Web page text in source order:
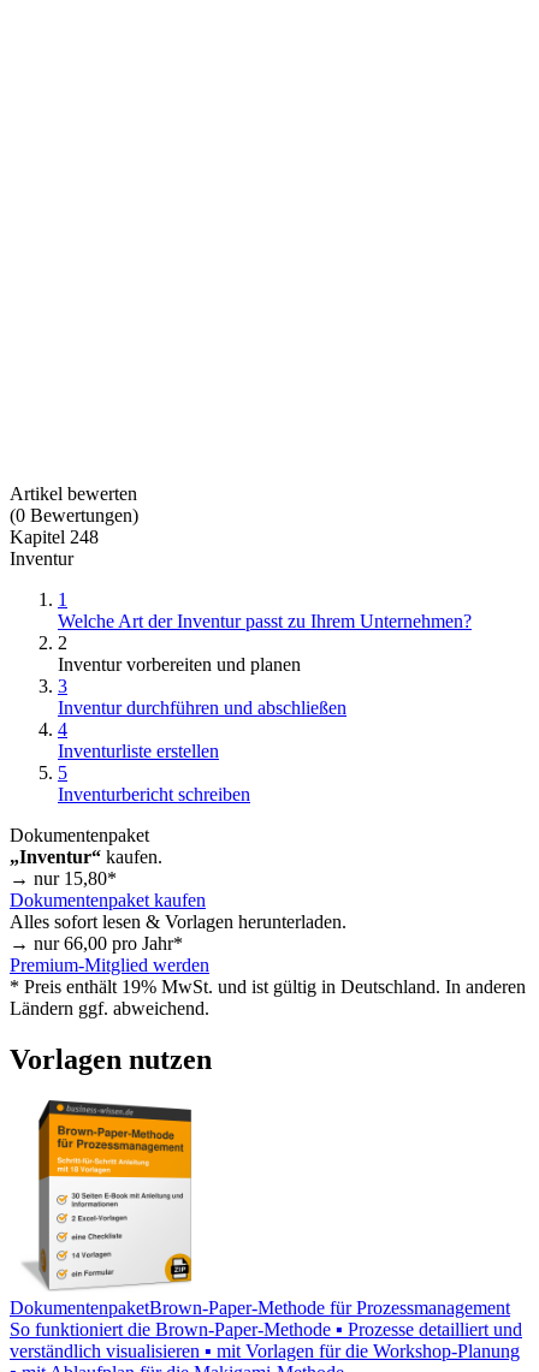
Artikel bewerten
(0 Bewertungen)
Kapitel 248
Inventur
1
Welche Art der Inventur passt zu Ihrem Unternehmen?
2
Inventur vorbereiten und planen
3
Inventur durchführen und abschließen
4
Inventurliste erstellen
5
Inventurbericht schreiben
Dokumentenpaket
„Inventur“ kaufen.
→ nur 15,80*
Dokumentenpaket kaufen
Alles sofort lesen & Vorlagen herunterladen.
→ nur66,00 pro Jahr*
Premium-Mitglied werden
* Preis enthält 19% MwSt. und ist gültig in Deutschland. In anderen
Ländern ggf. abweichend.
Vorlagen nutzen
DokumentenpaketBrown-Paper-Methode für Prozessmanagement
So funktioniert die Brown-Paper-Methode ▪ Prozesse detailliert und
verständlich visualisieren ▪ mit Vorlagen für die Workshop-Planung